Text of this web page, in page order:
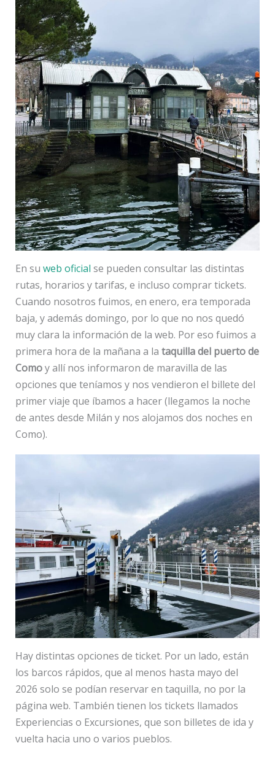
En su web oficial se pueden consultar las distintas
rutas, horarios y tarifas, e incluso comprar tickets.
Cuando nosotros fuimos, en enero, era temporada
baja, y además domingo, por lo que no nos quedó
muy clara la información de la web. Por eso fuimos a
primera hora de la mañana a la taquilla del puerto de
Comoy allí nos informaron de maravilla de las
opciones que teníamos y nos vendieron el billete del
primer viaje que íbamos a hacer (llegamos la noche
de antes desde Milán y nos alojamos dos noches en
Como).
Hay distintas opciones de ticket. Por un lado, están
los barcos rápidos, que al menos hasta mayo del
2026 solo se podían reservar en taquilla, no por la
página web. También tienen los tickets llamados
Experiencias o Excursiones, que son billetes de ida y
vuelta hacia uno o varios pueblos.